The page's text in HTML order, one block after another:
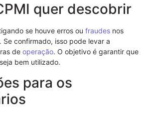
quer descobrir
se houve erros ou fraudes nos
Se confirmado, isso pode levar a
de operação. O objetivo é garantir que
bem utilizado.
para os